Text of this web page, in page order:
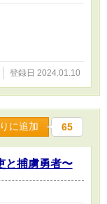
登録日 2024.01.10
に追加 65
捕虜勇者〜